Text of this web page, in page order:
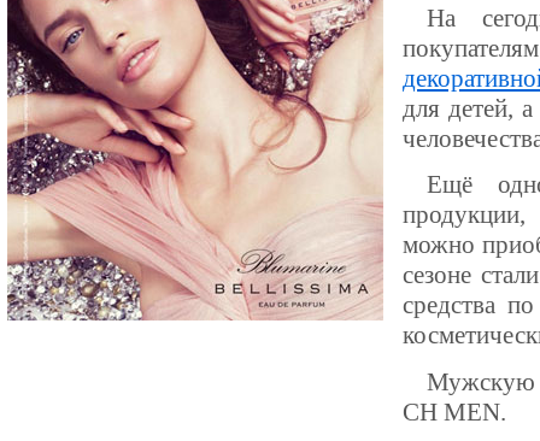
На
для детей,
Ещё
продукции,
можно
сезоне
средства
Мужскую
CH MEN.